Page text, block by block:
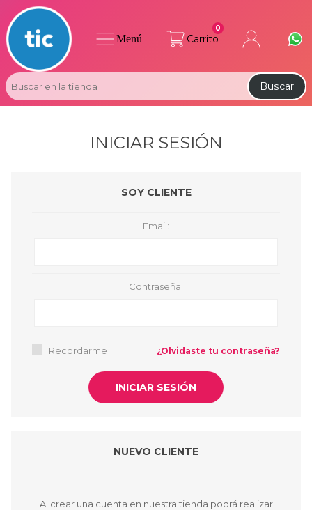
Carrito
0
Buscar
Menú
INICIAR SESIÓN
SOY CLIENTE
Email:
Contraseña:
Recordarme ¿Olvidaste tu contraseña?
NUEVO CLIENTE
Al crear una cuenta en nuestra tienda podrá realizar